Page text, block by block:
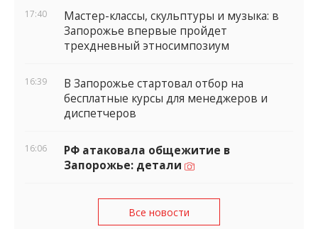
17:40
Мастер-классы, скульптуры и музыка: в
Запорожье впервые пройдет
трехдневный этносимпозиум
16:39
В Запорожье стартовал отбор на
бесплатные курсы для менеджеров и
диспетчеров
16:06
РФ атаковала общежитие в
Запорожье: детали
Все новости